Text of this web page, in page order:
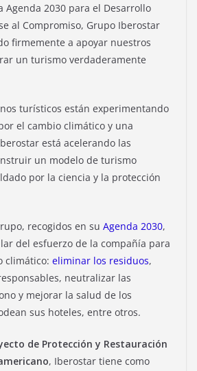
Agenda 2030 para el Desarrollo
al Compromiso, Grupo Iberostar
firmemente a apoyar nuestros
un turismo verdaderamente
turísticos están experimentando
el cambio climático y una
está acelerando las
un modelo de turismo
por la ciencia y la protección
recogidos en su Agenda 2030,
del esfuerzo de la compañía para
climático: eliminar los residuos,
neutralizar las
y mejorar la salud de los
sus hoteles, entre otros.
de Protección y Restauración
, Iberostar tiene como